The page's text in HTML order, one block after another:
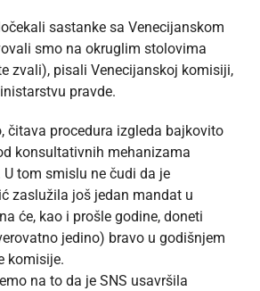
sastanke sa Venecijanskom
smo na okruglim stolovima
zvali), pisali Venecijanskoj komisiji,
pravde.
čitava procedura izgleda bajkovito
konsultativnih mehanizama
tom smislu ne čudi da je
zaslužila još jedan mandat u
će, kao i prošle godine, doneti
jedino) bravo u godišnjem
komisije.
na to da je SNS usavršila